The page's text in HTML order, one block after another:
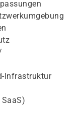
Infrastruktur